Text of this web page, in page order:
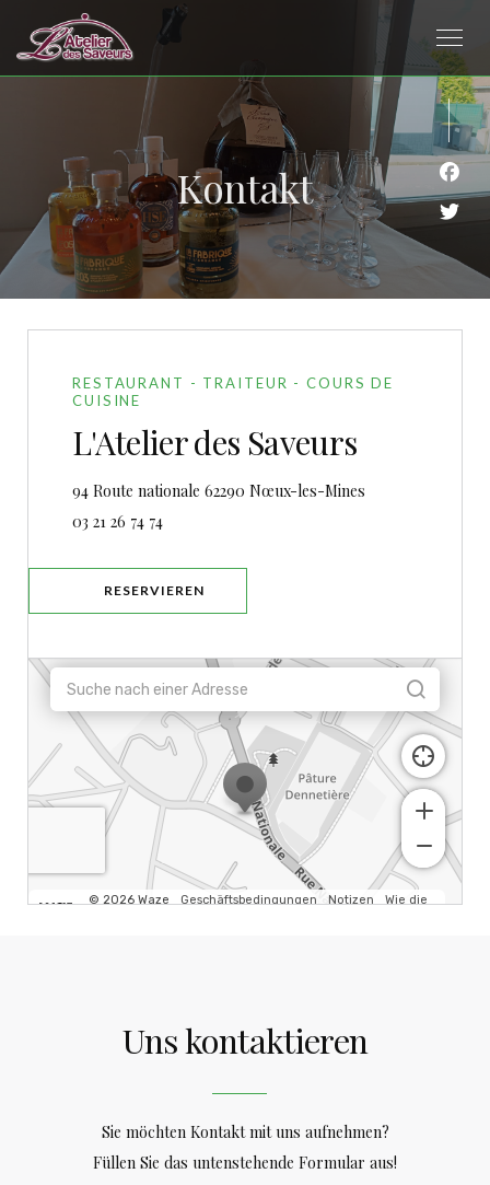
Kontakt
RESTAURANT - TRAITEUR - COURS DE
CUISINE
L'Atelier des Saveurs
94 Route nationale 62290 Nœux-les-Mines
03 21 26 74 74
RESERVIEREN
Uns kontaktieren
Sie möchten Kontakt mit uns aufnehmen?
Füllen Sie das untenstehende Formular aus!